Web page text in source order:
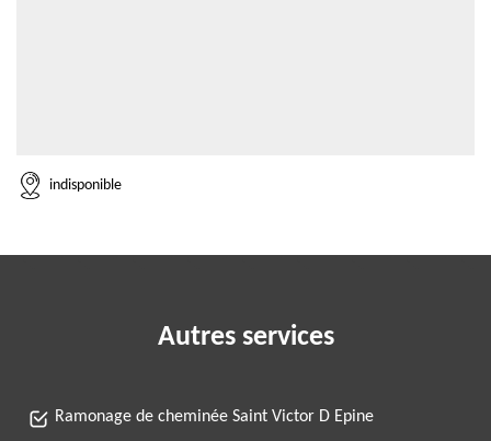
indisponible
Autres services
Ramonage de cheminée Saint Victor D Epine